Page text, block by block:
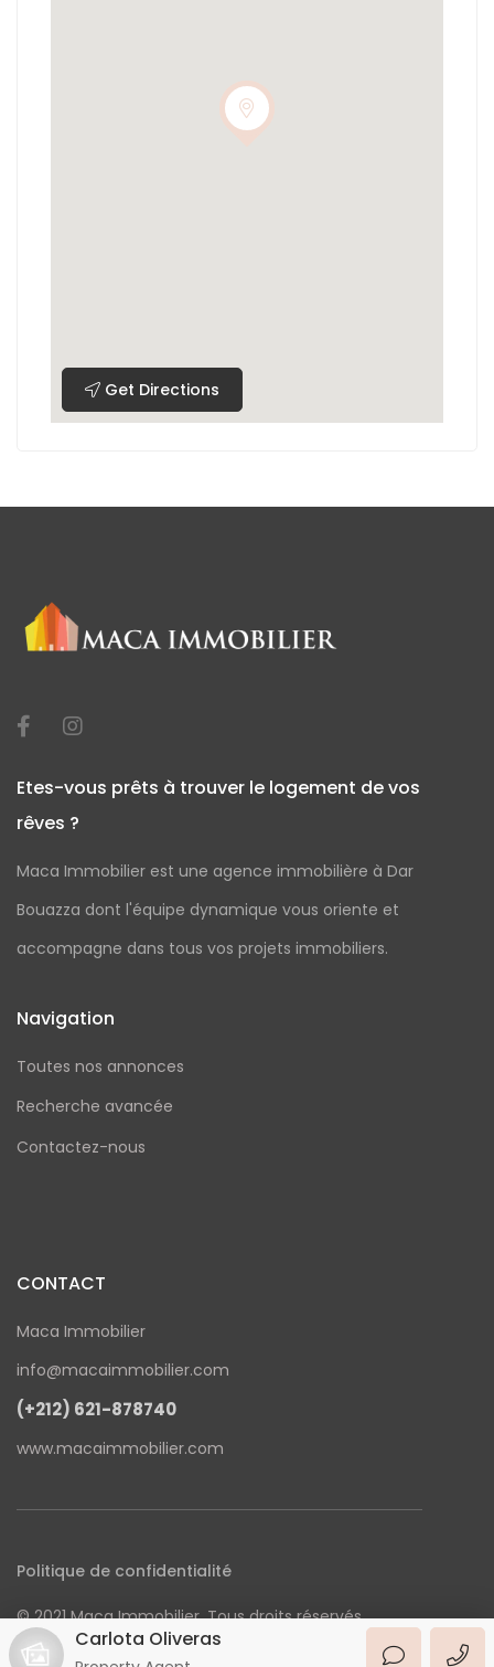
Get Directions
Etes-vous prêts à trouver le logement de vos
rêves ?
Maca Immobilier est une agence immobilière à Dar
Bouazza dont l'équipe dynamique vous oriente et
accompagne dans tous vos projets immobiliers.
Navigation
Toutes nos annonces
Recherche avancée
Contactez-nous
CONTACT
Maca Immobilier
info@macaimmobilier.com
(+212) 621-878740
www.macaimmobilier.com
Politique de confidentialité
© 2021 Maca Immobilier. Tous droits réservés
Carlota Oliveras